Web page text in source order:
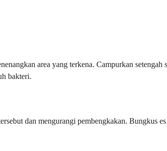
area yang terkena. Campurkan setengah
bakteri.
dan mengurangi pembengkakan. Bungkus